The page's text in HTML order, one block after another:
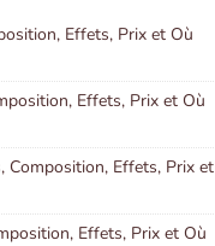
Effets, Prix et Où
Effets, Prix et Où
Composition, Effets, Prix et
Effets, Prix et Où